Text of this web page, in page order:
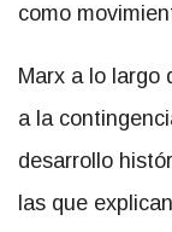
como
Marx a lo largo
a la
desarrollo
las que